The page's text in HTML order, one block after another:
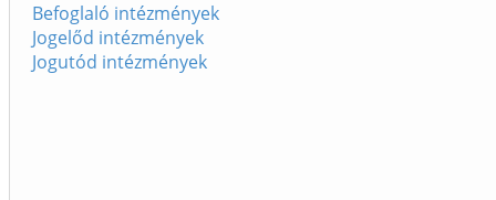
Befoglaló intézmények
Jogelőd intézmények
Jogutód intézmények